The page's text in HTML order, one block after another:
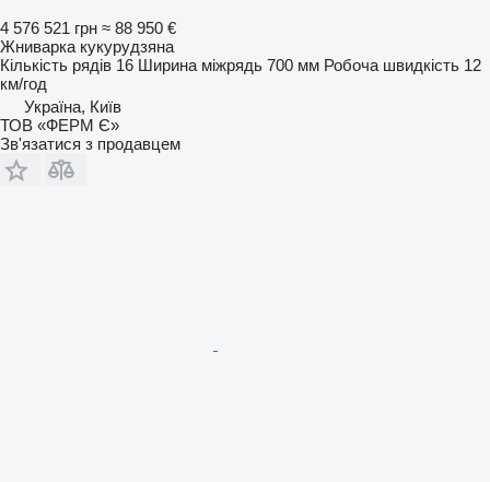
4 576 521 грн ≈ 88 950 €
Жниварка кукурудзяна
Кількість рядів 16 Ширина міжрядь 700 мм Робоча швидкість 12
км/год
Україна, Київ
ТОВ «ФЕРМ Є»
Зв'язатися з продавцем